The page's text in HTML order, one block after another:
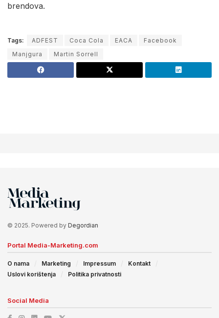
brendova.
Tags: ADFEST Coca Cola EACA
Facebook
Manjgura
Martin Sorrell
© 2025. Powered by Degordian
Portal Media-Marketing.com
O nama Marketing Impressum
Kontakt
Uslovi korištenja
Politika privatnosti
Social Media